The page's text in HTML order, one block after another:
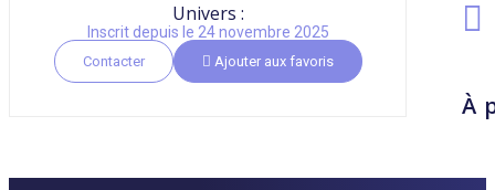
Univers :
Inscrit depuis le 24 novembre 2025
Contacter Ajouter aux favoris
À